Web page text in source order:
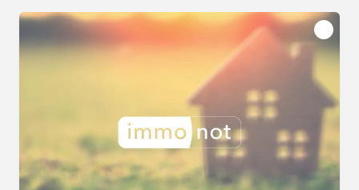
cuisine indépendante nue, un séjour lumineux exposé
ouest avec accès au balcon d'environ 9m², deux
chambres, une salle de bain ainsi que deux WC dont un
indépendant, cagibi. Prestations complémentaires : cave
d'environ 10m², garage pouvant accueillir une voiture,
menuiseries aluminium avec double vitrage, chauffage
gaz collectif, copropriété calme et vivante. Un bien
lumineux, offrant un beau potentiel après
rafraîchissement, dans un cadre de vie agréable.